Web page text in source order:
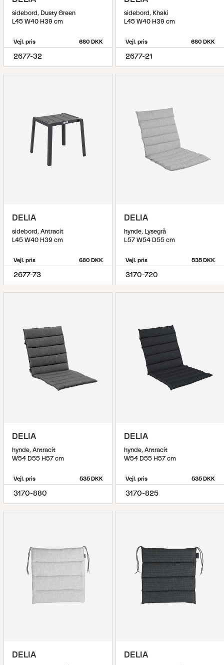
sidebord, Dusty Green
L45 W40 H39 cm
Vejl. pris 680 DKK
2677-32
sidebord, Khaki
L45 W40 H39 cm
Vejl. pris 680 DKK
2677-21
DELIA
sidebord, Antracit
L45 W40 H39 cm
Vejl. pris 680 DKK
2677-73
DELIA
hynde, Lysegrå
L57 W54 D55 cm
Vejl. pris 535 DKK
3170-720
DELIA
hynde, Antracit
W54 D55 H57 cm
Vejl. pris 535 DKK
3170-880
DELIA
hynde, Antracit
W54 D55 H57 cm
Vejl. pris 535 DKK
3170-825
DELIA DELIA